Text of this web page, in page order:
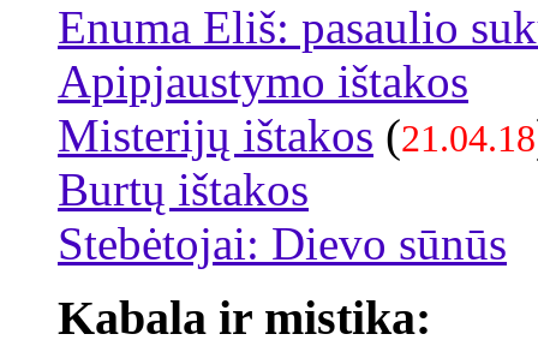
Enuma Eliš: pasaulio
Apipjaustymo ištakos
Misterijų ištakos (21.04.18
Burtų ištakos
Stebėtojai: Dievo sūnūs
Kabala ir mistika: